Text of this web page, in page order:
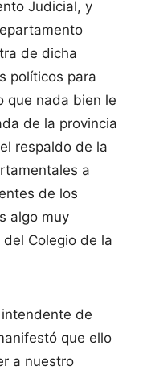
Judicial, y
de dicha
políticos para
que nada bien le
de la provincia
respaldo de la
a
de los
algo muy
Colegio de la
de
que ello
a nuestro